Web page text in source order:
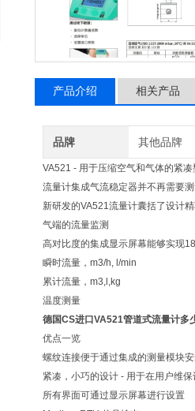
产品介绍 相关产品
品牌 其他品牌
VA521 - 用于压缩空气和气体的紧
流量计集成气流稳定器并不再需要
新研发的VA521流量计囊括了设计
气端的流量监测
高对比度的集成显示屏幕能够实现
瞬时流量，m3/h, l/min
累计流量，m3,l,kg
温度测量
德国CS进口VA521管道式流量计多
优点一览
螺纹连接便于通过集成的测量模块安
紧凑，小巧的设计 - 用于在用户维
所有界面可通过显示屏幕进行设置